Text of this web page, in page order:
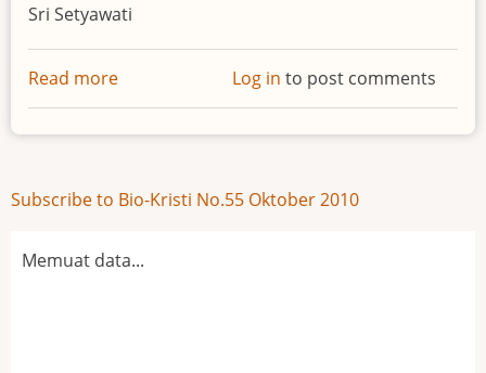
Sri Setyawati
Read more
Pengantar
Bio
2010
Log in to post comments
Subscribe to Bio-Kristi No.55 Oktober 2010
Memuat data...